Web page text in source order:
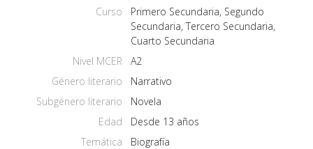
Curso
Primero Secundaria, Segundo
Secundaria, Tercero Secundaria,
Cuarto Secundaria
Nivel MCER
A2
Género literario
Narrativo
Subgénero literario
Novela
Edad
Desde 13 años
Temática
Biografía